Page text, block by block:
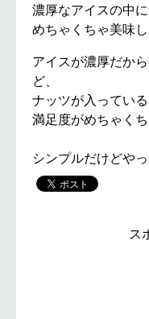
濃厚なアイスの中
めちゃくちゃ美味し
アイスが濃厚だか
ど、
ナッツが入っている
満足度がめちゃく
シンプルだけどや
ス